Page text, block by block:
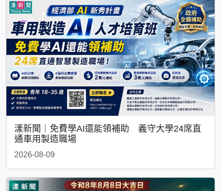
漾新聞｜免費學AI還能領補助 義守大學24席直
通車用製造職場
2026-08-09